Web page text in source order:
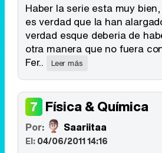
Haber la serie esta muy
es verdad que la han
verdad esque deberia de
otra manera que no fuera
Fer..
Leer más
7 Física & Química
Por: Saariitaa
El:04/06/2011 14:16